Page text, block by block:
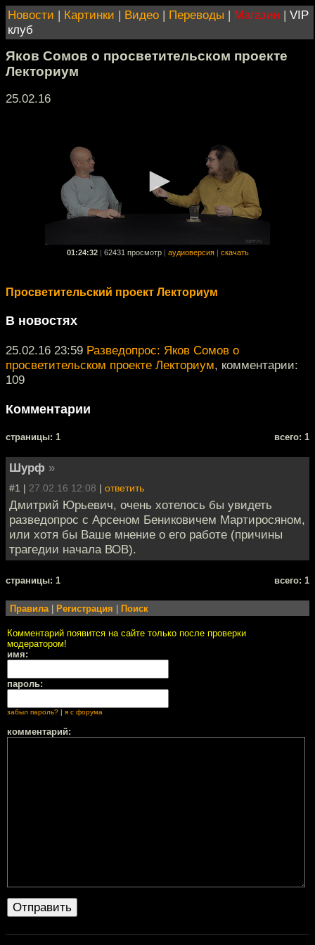
Новости | Картинки | Видео | Переводы | Магазин | VIP
клуб
Яков Сомов о просветительском проекте
Лекториум
25.02.16
01:24:32 62431 просмотр аудиоверсия скачать
Просветительский проект Лекториум
В новостях
25.02.16 23:59 Разведопрос: Яков Сомов о
просветительском проекте Лекториум, комментарии:
109
Комментарии
cтраницы: 1 всего: 1
Шурф »
#1 | 27.02.16 12:08 | ответить
Дмитрий Юрьевич, очень хотелось бы увидеть
разведопрос с Арсеном Бениковичем Мартиросяном,
или хотя бы Ваше мнение о его работе (причины
трагедии начала ВОВ).
cтраницы: 1 всего: 1
Правила| Регистрация Поиск
Комментарий появится на сайте только после проверки
модератором!
имя:
пароль:
забыл пароль? я с форума
комментарий: